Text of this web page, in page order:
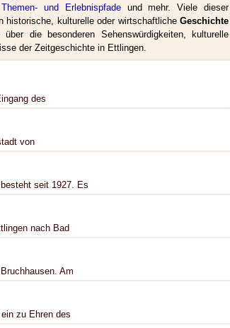
Themen- und Erlebnispfadeund mehr. Viele dieser
historische, kulturelle oder wirtschaftliche Geschichte
die besonderen Sehenswürdigkeiten, kulturelle
der Zeitgeschichte in Ettlingen.
des
von
seit 1927. Es
nach Bad
Am
zu Ehren des